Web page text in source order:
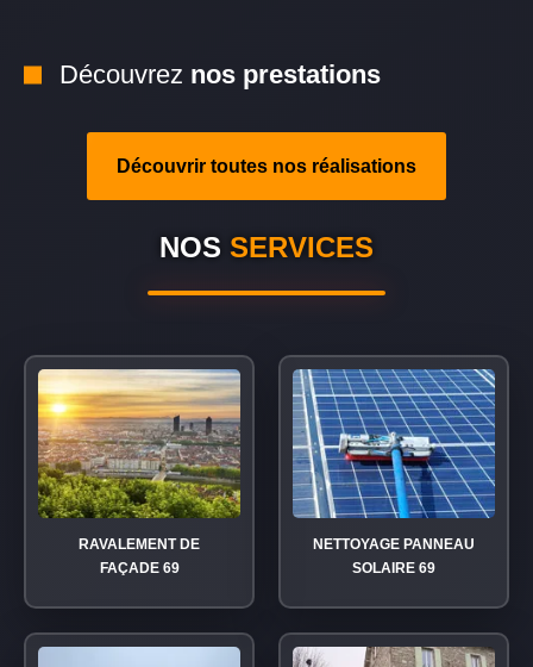
Découvrez nos prestations
Découvrir toutes nos réalisations
NOS SERVICES
RAVALEMENT DE
FAÇADE 69
NETTOYAGE PANNEAU
SOLAIRE 69